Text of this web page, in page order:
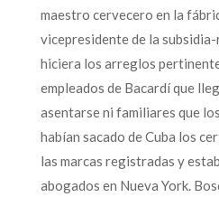
maestro cervecero en la
vicepresidente de la
hiciera los arreglos
empleados de Bacardí que
asentarse ni familiares que
habían sacado de Cuba los
las marcas registradas y
abogados en Nueva York.